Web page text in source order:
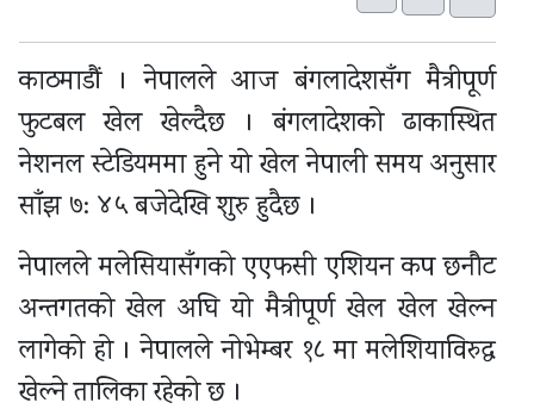
काठमाडौं । नेपालले आज बंगलादेशसँग मैत्रीपूर्ण
फुटबल खेल खेल्दैछ । बंगलादेशको ढाकास्थित
नेशनल स्टेडियममा हुने यो खेल नेपाली समय अनुसार
साँझ ७: ४५ बजेदेखि शुरु हुदैछ ।
नेपालले मलेसियासँगको एएफसी एशियन कप छनौट
अन्तगतको खेल अघि यो मैत्रीपूर्ण खेल खेल खेल्न
लागेको हो । नेपालले नोभेम्बर १८ मा मलेशियाविरुद्ध
खेल्ने तालिका रहेको छ ।